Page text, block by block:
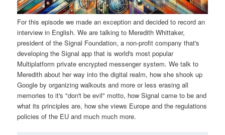
n
h
a
l
n
I
n
h
For this episode we made an exception and decided to record an
interview in English. We are talking to Meredith Whittaker,
president of the Signal Foundation, a non-profit company that's
developing the Signal app that is world's most popular
Multiplatform private encrypted messenger system. We talk to
Meredith about her way into the digital realm, how she shook up
Google by organizing walkouts and more or less erasing all
memories to it's "don't be evil" motto, how Signal came to be and
what its principles are, how she views Europe and the regulations
policies of the EU and much much more.